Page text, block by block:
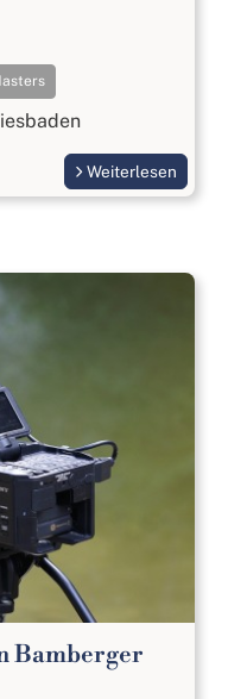
Weiterlesen
Bamberger